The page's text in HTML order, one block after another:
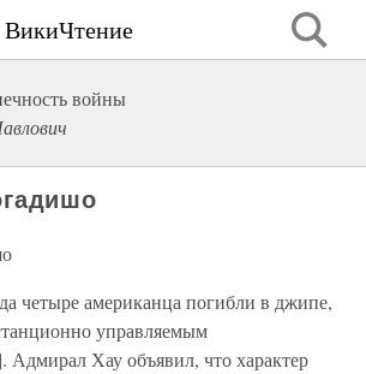
ВикиЧтение
войны
четыре американца погибли в джипе,
управляемым
Адмирал Хау объявил, что характер